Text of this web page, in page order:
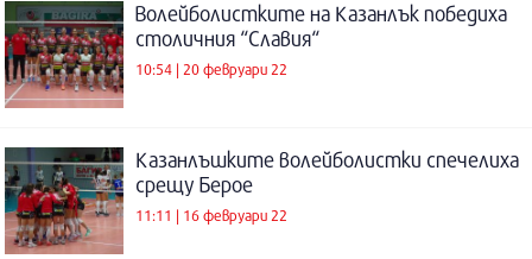
Волейболистките на Казанлък победиха
столичния “Славия“
10:54 | 20 февруари 22
Казанлъшките волейболистки спечелиха
срещу Берое
11:11 | 16 февруари 22